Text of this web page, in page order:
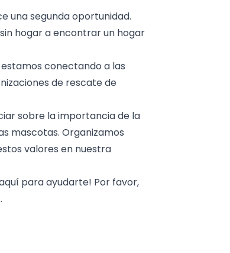
una segunda oportunidad.
hogar a encontrar un hogar
conectando a las
de rescate de
sobre la importancia de la
mascotas. Organizamos
valores en nuestra
para ayudarte! Por favor,
.